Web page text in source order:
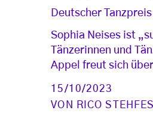
Deutscher
Sophia Neises ist
Tänzerinnen und
Appel freut sich
15/10/2023
VON
RICO